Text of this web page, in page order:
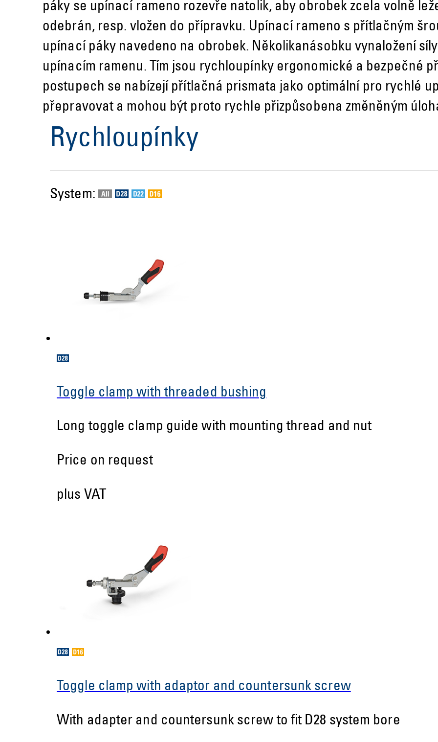
páky se upínací rameno rozevře natolik, aby obrobek zcela volně
odebrán, resp. vložen do přípravku. Upínací rameno s přítlačným
upínací páky navedeno na obrobek. Několikanásobku vynaložení
upínacím ramenu. Tím jsou rychloupínky ergonomické a bezpečné
postupech se nabízejí přítlačná prismata jako optimální pro rychlé
přepravovat a mohou být proto rychle přizpůsobena změněným
Rychloupínky
System:
Toggle clamp with threaded bushing
Long toggle clamp guide with mounting thread and nut
Price on request
plus VAT
Toggle clamp with adaptor and countersunk screw
With adapter and countersunk screw to fit D28 system bore